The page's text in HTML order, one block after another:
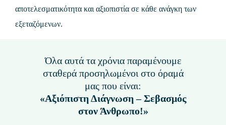
αποτελεσματικότητα και αξιοπιστία σε κάθε ανάγκη των
εξεταζόμενων.
Όλα αυτά τα χρόνια παραμένουμε
σταθερά προσηλωμένοι στο όραμά
μας που είναι:
«Αξιόπιστη Διάγνωση – Σεβασμός
στον Άνθρωπο!»